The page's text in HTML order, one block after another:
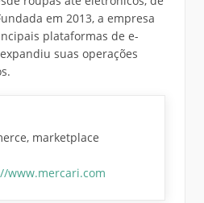
em 2013, a empresa
plataformas de e-
suas operações
marketplace
www.mercari.com